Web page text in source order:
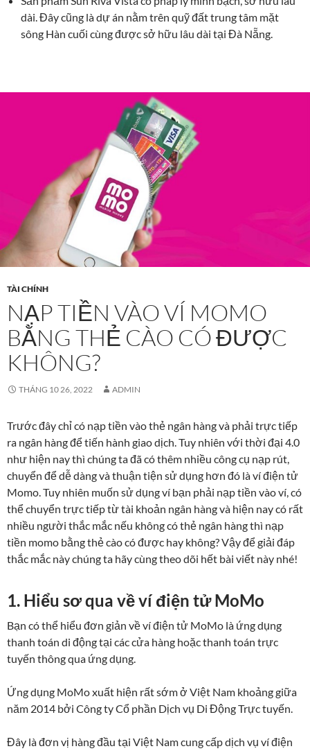
dài. Đây cũng là dự án nằm trên quỹ đất trung tâm mặt
sông Hàn cuối cùng được sở hữu lâu dài tại Đà Nẵng.
TÀI CHÍNH
NẠP TIỀN VÀO VÍ MOMO
BẰNG THẺ CÀO CÓ ĐƯỢC
KHÔNG?
THÁNG 10 26, 2022 ADMIN
Trước đây chỉ có nạp tiền vào thẻ ngân hàng và phải trực tiếp
ra ngân hàng để tiến hành giao dịch. Tuy nhiên với thời đại 4.0
như hiện nay thì chúng ta đã có thêm nhiều công cụ nạp rút,
chuyển để dễ dàng và thuận tiện sử dụng hơn đó là ví điện tử
Momo. Tuy nhiên muốn sử dụng ví bạn phải nạp tiền vào ví, có
thể chuyển trực tiếp từ tài khoản ngân hàng và hiện nay có rất
nhiều người thắc mắc nếu không có thẻ ngân hàng thì nạp
tiền momo bằng thẻ cào có được hay không? Vậy để giải đáp
thắc mắc này chúng ta hãy cùng theo dõi hết bài viết này nhé!
1. Hiểu sơ qua về ví điện tử MoMo
Bạn có thể hiểu đơn giản về ví điện tử MoMo là ứng dụng
thanh toán di động tại các cửa hàng hoặc thanh toán trực
tuyến thông qua ứng dụng.
Ứng dụng MoMo xuất hiện rất sớm ở Việt Nam khoảng giữa
năm 2014 bởi Công ty Cổ phần Dịch vụ Di Động Trực tuyến.
Đây là đơn vị hàng đầu tại Việt Nam cung cấp dịch vụ ví điện